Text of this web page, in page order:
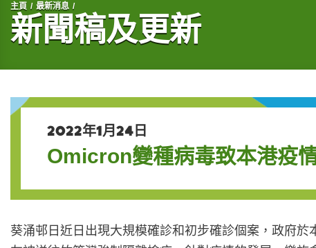
主頁 最新消息
新聞稿及更新
2022年1月24日
Omicron變種病毒致本港疫
葵涌邨日近日出現大規模確診和初步確診個案，政府